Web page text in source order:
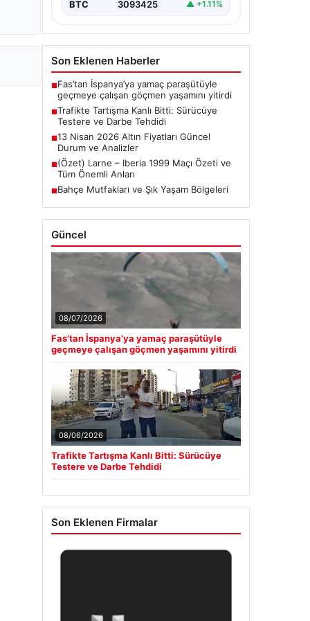
BTC 3093425 ▲ +1.11%
Son Eklenen Haberler
■Fas’tan İspanya’ya yamaç paraşütüyle
geçmeye çalışan göçmen yaşamını yitirdi
■Trafikte Tartışma Kanlı Bitti: Sürücüye
Testere ve Darbe Tehdidi
■13 Nisan 2026 Altın Fiyatları Güncel
Durum ve Analizler
■(Özet) Larne – Iberia 1999 Maçı Özeti ve
Tüm Önemli Anları
■Bahçe Mutfakları ve Şık Yaşam Bölgeleri
Güncel
08/07/2026
Fas’tan İspanya’ya yamaç paraşütüyle
geçmeye çalışan göçmen yaşamını yitirdi
08/06/2026
Trafikte Tartışma Kanlı Bitti: Sürücüye
Testere ve Darbe Tehdidi
Son Eklenen Firmalar